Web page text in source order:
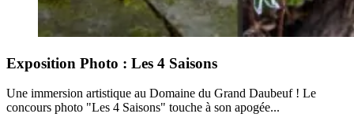
Exposition Photo : Les 4 Saisons
Une immersion artistique au Domaine du Grand Daubeuf ! Le
concours photo "Les 4 Saisons" touche à son apogée...